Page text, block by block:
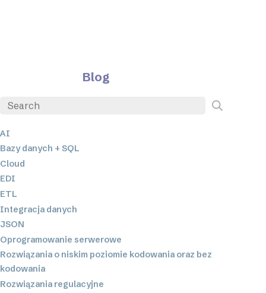
Blog
AI
Bazy danych + SQL
Cloud
EDI
ETL
Integracja danych
JSON
Oprogramowanie serwerowe
Rozwiązania o niskim poziomie kodowania oraz bez
kodowania
Rozwiązania regulacyjne